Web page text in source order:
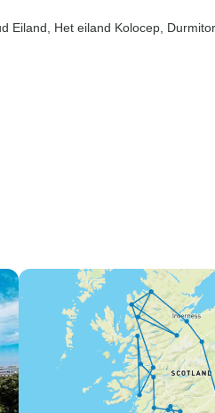
onszelf (de
waar ik ooit
We maakten
en keken elke
We zijn er
om wat vis
(ze hebben daar
voor!)
er geen
is, zijn de
Eiland , Het eiland Kolocep ,